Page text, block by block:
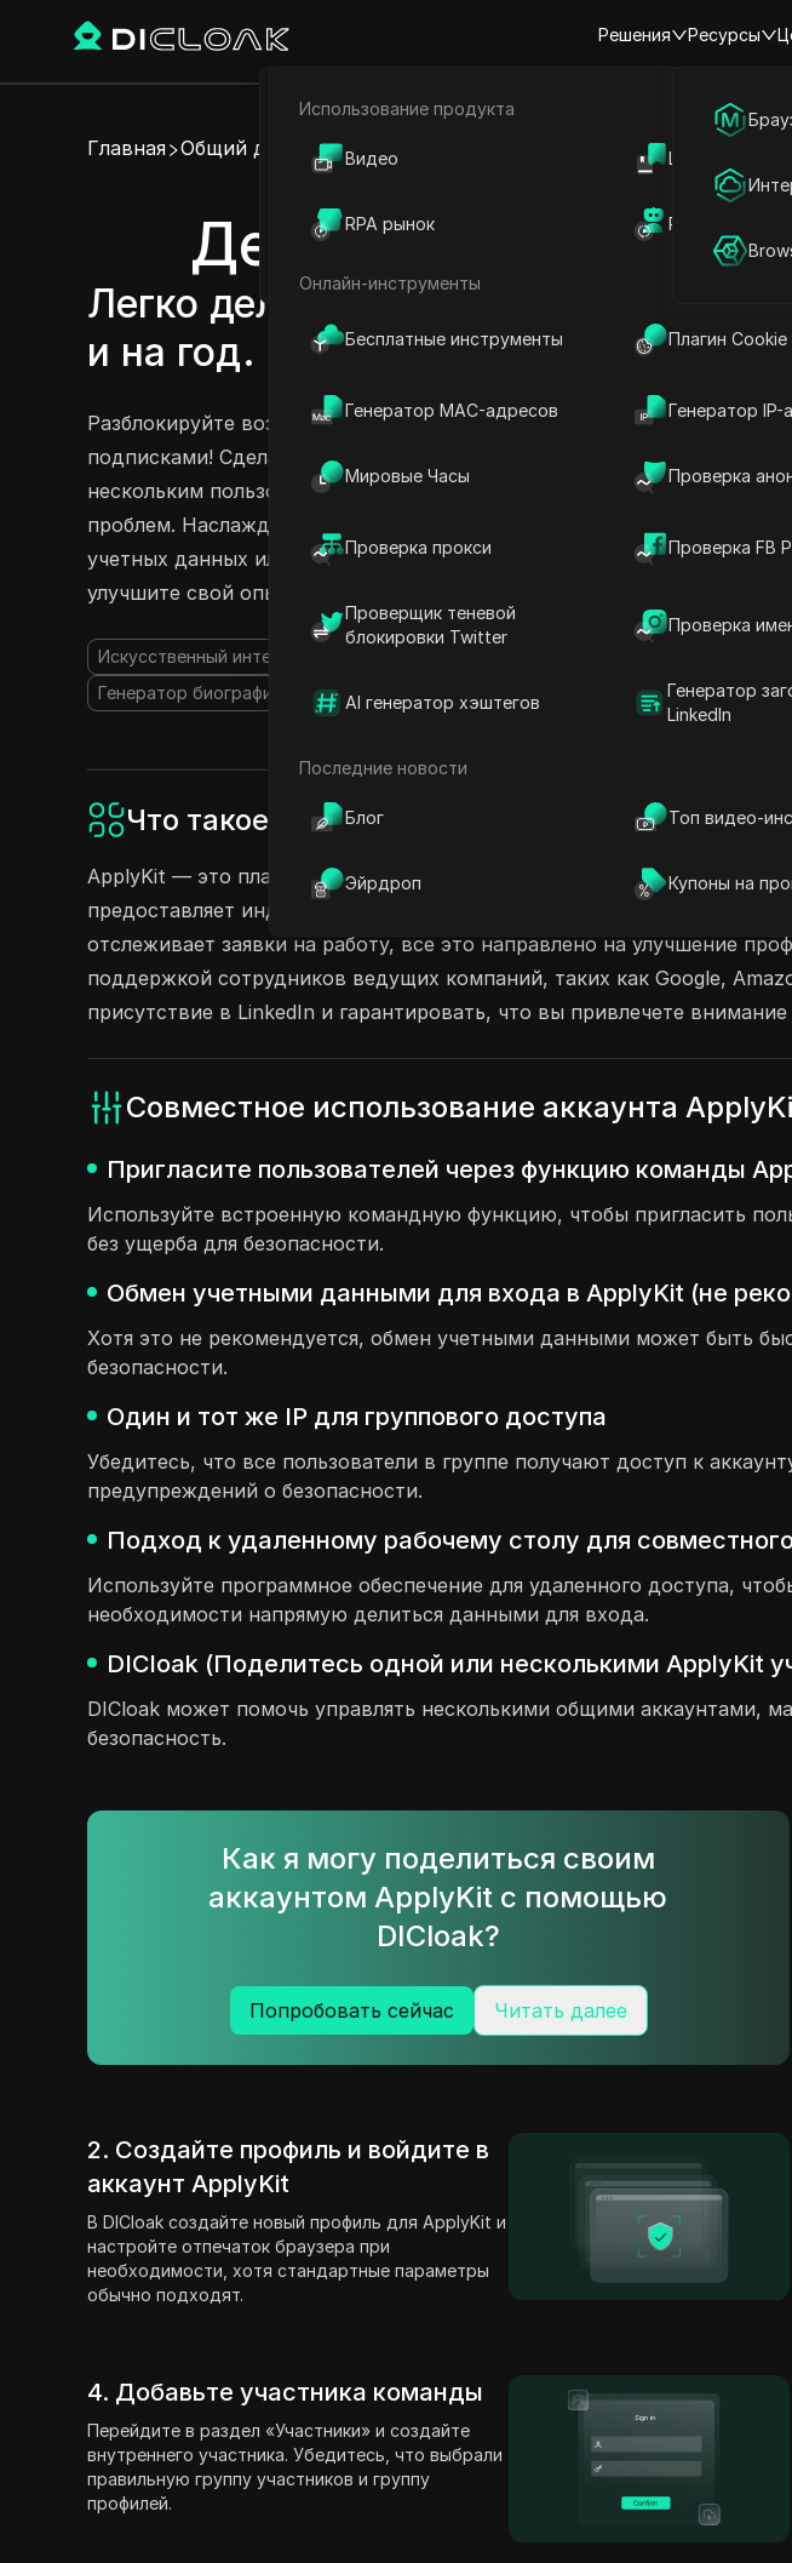
Решения
Электронная коммерция
Онлайн-
Общий
Ресурсы
Использование продукта
Видео Центр
RPA рынок Рынок RPA
Онлайн-инструменты
Бесплатные инструменты Плагин Cookie
Генератор MAC-адресов Генератор IP-
Мировые Часы Проверка
Проверка прокси Проверка FB
Проверщик теневой
блокировки Twitter
Проверка
AI генератор хэштегов
Генератор
LinkedIn
Последние новости
Блог Топ видео-
Эйрдроп Купоны на
Главная Общий доступ к аккаунту
Делитесь
Легко делитесь подписками
и на год.
Попробовать сейчас
Разблокируйте возможности ApplyKit с нашими ежемесячными
подписками! Сделайте свой аккаунт ApplyKit доступным на разных
нескольким пользователям оптимизировать свои профили в LinkedIn
проблем. Наслаждайтесь удобством совместной работы без риска
учетных данных или паролей. Начните делиться своим аккаунтом
улучшите свой опыт поиска работы!
Искусственный интеллект в социальных сетях
Генератор биографий ИИ
Что такое ApplyKit?
ApplyKit — это платформа на основе ИИ, которая сосредоточена на
предоставляет индивидуальные рекомендации, создает резюме,
отслеживает заявки на работу, все это направлено на улучшение
поддержкой сотрудников ведущих компаний, таких как Google,
присутствие в LinkedIn и гарантировать, что вы привлечете внимание
Совместное использование аккаунта
Пригласите пользователей через функцию команды
Используйте встроенную командную функцию, чтобы пригласить
без ущерба для безопасности.
Обмен учетными данными для входа в ApplyKit (не
Хотя это не рекомендуется, обмен учетными данными может быть
безопасности.
Один и тот же IP для группового доступа
Убедитесь, что все пользователи в группе получают доступ к
предупреждений о безопасности.
Подход к удаленному рабочему столу для
Используйте программное обеспечение для удаленного доступа,
необходимости напрямую делиться данными для входа.
DICloak (Поделитесь одной или несколькими ApplyKit
DICloak может помочь управлять несколькими общими аккаунтами,
безопасность.
Как я могу поделиться своим
аккаунтом ApplyKit с помощью
DICloak?
Попробовать сейчас Читать далее
2. Создайте профиль и войдите в
аккаунт ApplyKit
В DICloak создайте новый профиль для ApplyKit и
настройте отпечаток браузера при
необходимости, хотя стандартные параметры
обычно подходят.
4. Добавьте участника команды
Перейдите в раздел «Участники» и создайте
внутреннего участника. Убедитесь, что выбрали
правильную группу участников и группу
профилей.